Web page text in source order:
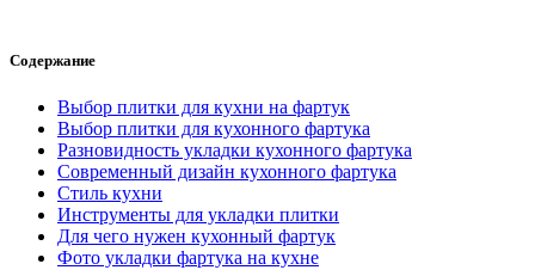
Содержание
Выбор плитки для кухни на фартук
Выбор плитки для кухонного фартука
Разновидность укладки кухонного фартука
Современный дизайн кухонного фартука
Стиль кухни
Инструменты для укладки плитки
Для чего нужен кухонный фартук
Фото укладки фартука на кухне